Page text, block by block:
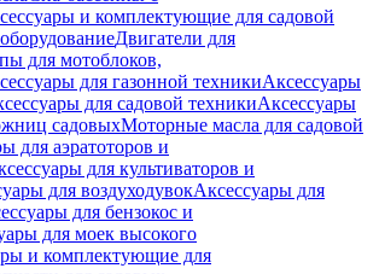
и комплектующие для садовой
Двигатели для
для мотоблоков,
для газонной техникиАксессуары
для садовой техникиАксессуары
садовыхМоторные масла для садовой
для аэратоторов и
для культиваторов и
для воздуходувокАксессуары для
для бензокос и
для моек высокого
и комплектующие для